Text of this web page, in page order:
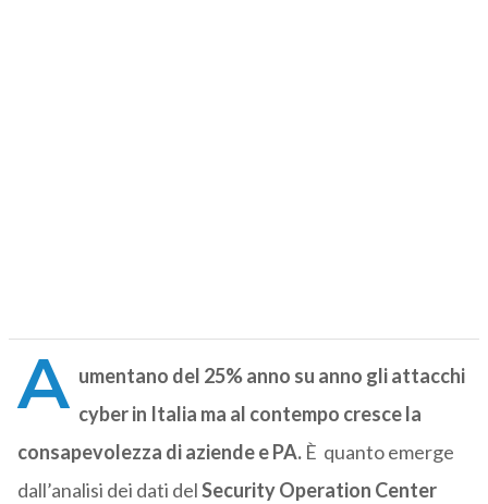
A umentano del 25% anno su anno gli attacchi
cyber in Italia ma al contempo cresce la
consapevolezza di aziende e PA.È quanto emerge
dall’analisi dei dati delSecurity Operation Center